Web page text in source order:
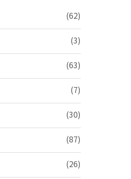
(62)
(3)
(63)
(7)
(30)
(87)
(26)